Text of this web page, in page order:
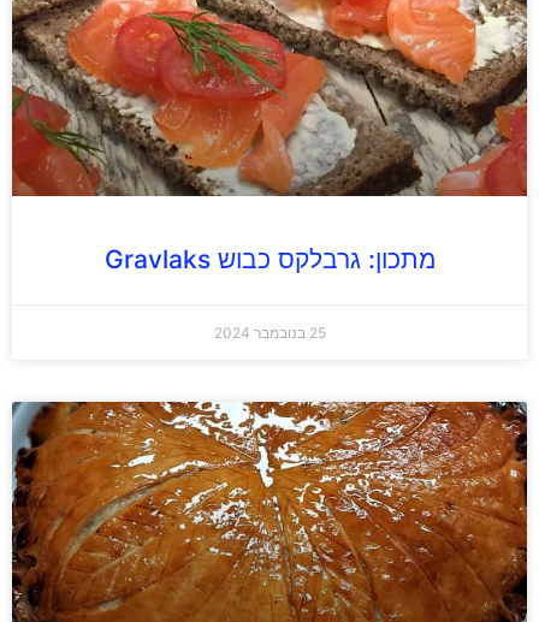
מתכון: גרבלקס כבוש Gravlaks
25 בנובמבר 2024